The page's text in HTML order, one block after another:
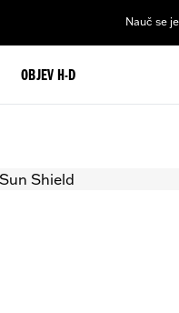
Nauč se
OBJEV H-D